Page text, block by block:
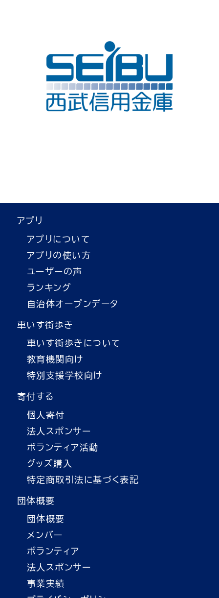
アプリ
アプリについて
アプリの使い方
ユーザーの声
ランキング
自治体オープンデータ
車いす街歩き
車いす街歩きについて
教育機関向け
特別支援学校向け
寄付する
個人寄付
法人スポンサー
ボランティア活動
グッズ購入
特定商取引法に基づく表記
団体概要
団体概要
メンバー
ボランティア
法人スポンサー
事業実績